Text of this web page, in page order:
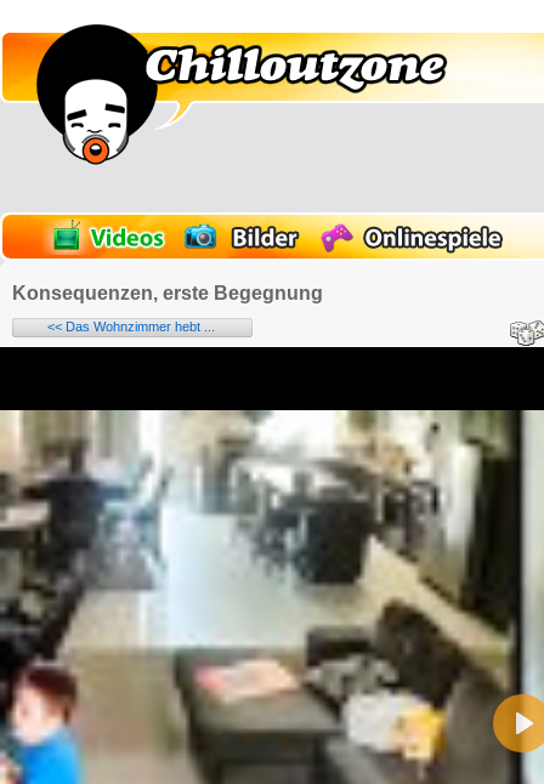
Konsequenzen, erste Begegnung
<< Das Wohnzimmer hebt ...